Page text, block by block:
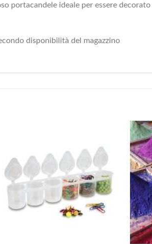
portacandele ideale per essere
disponibilità del magazzino
+